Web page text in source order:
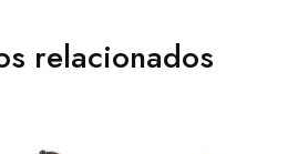
relacionados